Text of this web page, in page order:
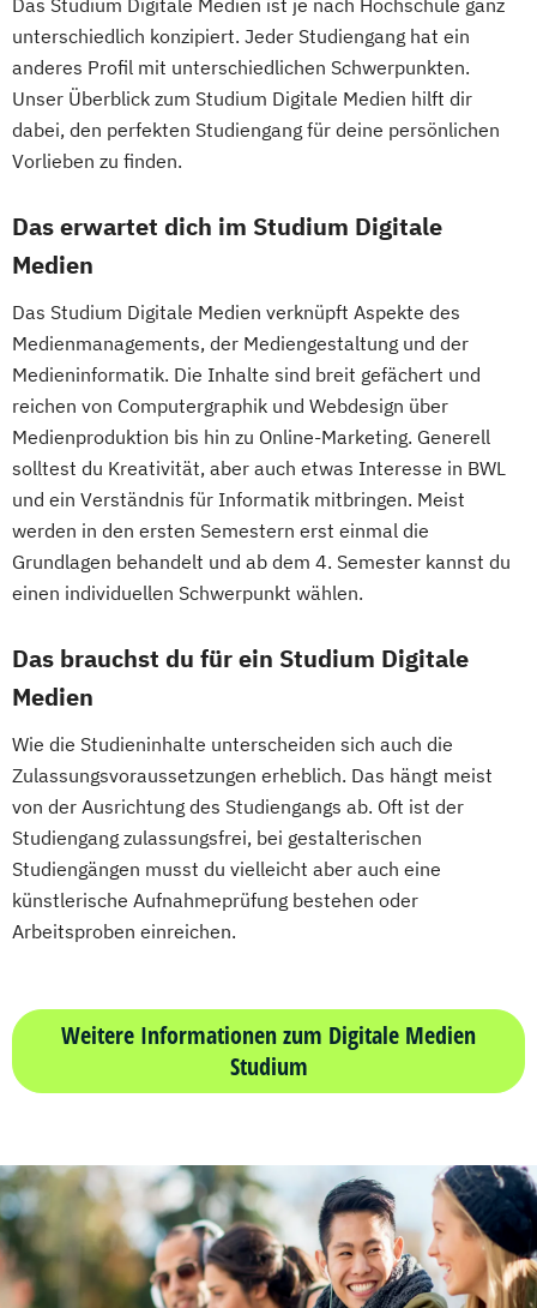
Das Studium Digitale Medien ist je nach Hochschule ganz
unterschiedlich konzipiert. Jeder Studiengang hat ein
anderes Profil mit unterschiedlichen Schwerpunkten.
Unser Überblick zum Studium Digitale Medien hilft dir
dabei, den perfekten Studiengang für deine persönlichen
Vorlieben zu finden.
Das erwartet dich im Studium Digitale
Medien
Das Studium Digitale Medien verknüpft Aspekte des
Medienmanagements, der Mediengestaltung und der
Medieninformatik. Die Inhalte sind breit gefächert und
reichen von Computergraphik und Webdesign über
Medienproduktion bis hin zu Online-Marketing. Generell
solltest du Kreativität, aber auch etwas Interesse in BWL
und ein Verständnis für Informatik mitbringen. Meist
werden in den ersten Semestern erst einmal die
Grundlagen behandelt und ab dem 4. Semester kannst du
einen individuellen Schwerpunkt wählen.
Das brauchst du für ein Studium Digitale
Medien
Wie die Studieninhalte unterscheiden sich auch die
Zulassungsvoraussetzungen erheblich. Das hängt meist
von der Ausrichtung des Studiengangs ab. Oft ist der
Studiengang zulassungsfrei, bei gestalterischen
Studiengängen musst du vielleicht aber auch eine
künstlerische Aufnahmeprüfung bestehen oder
Arbeitsproben einreichen.
Weitere Informationen zum Digitale Medien
Studium